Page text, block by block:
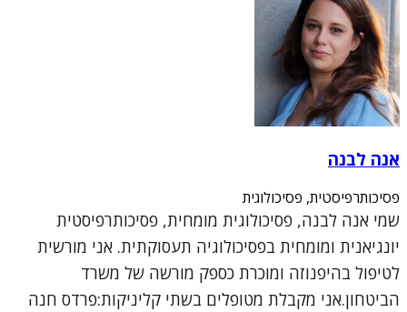
אנה לבנה
פסיכותרפיסטית, פסיכולוגית
שמי אנה לבנה, פסיכולוגית מומחית, פסיכותרפיסטית
יונגיאנית ומומחית בפסיכולוגיה תעסוקתית. אני מורשית
לטיפול בהיפנוזה ומוכרת כספק מורשה של משרד
הביטחון.אני מקבלת מטופלים בשתי קליניקות:פרדס חנה